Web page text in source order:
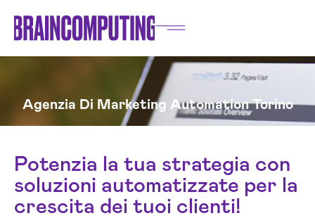
Agenzia Di Marketing Automation Torino
Potenzia la tua strategia con
soluzioni automatizzate per la
crescita dei tuoi clienti!